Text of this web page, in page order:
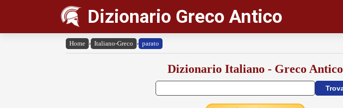
Dizionario Greco Antico
Home › Italiano-Greco › parato
Dizionario Italiano - Greco Antico